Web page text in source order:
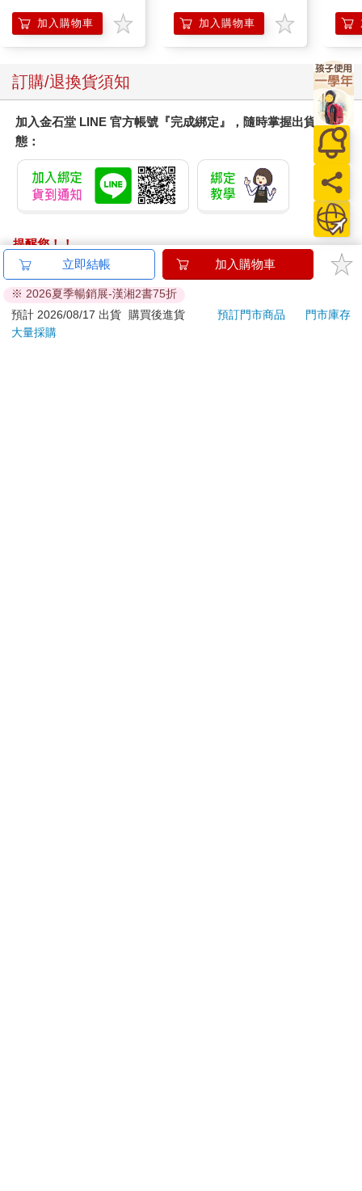
加入購物車 加入購物車
訂購/退換貨須知
加入金石堂 LINE 官方帳號『完成綁定』，隨時掌握出貨動
態：
提醒您！！
金石堂及銀行均不會請您操作ATM! 如接獲電話要求您前往
ATM提款機，請不要聽從指示，以免受騙上當！
退換貨須知：
**提醒您，鑑賞期不等於試用期，退回商品須為全新狀態**
立即結帳 加入購物車
※ 2026夏季暢銷展-漢湘2書75折
預計 2026/08/17 出貨
購買後進貨 預訂門市商品
門市庫存
大量採購